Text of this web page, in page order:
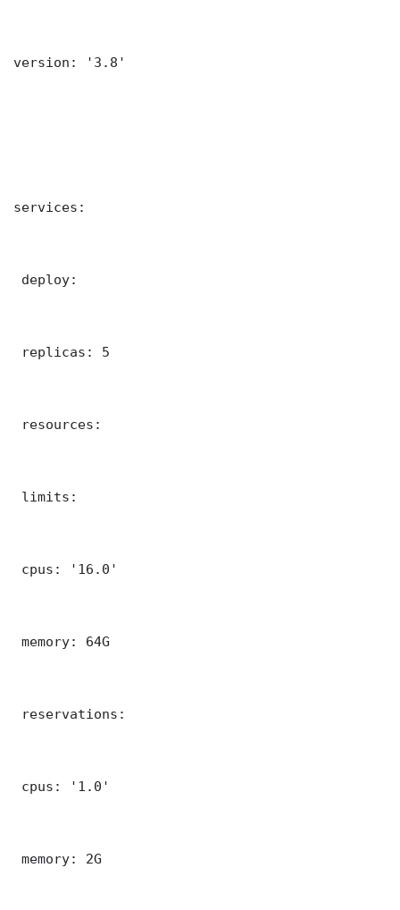
version: '3.8'
services:
deploy:
replicas: 5
resources:
limits:
cpus: '16.0'
memory: 64G
reservations:
cpus: '1.0'
memory: 2G